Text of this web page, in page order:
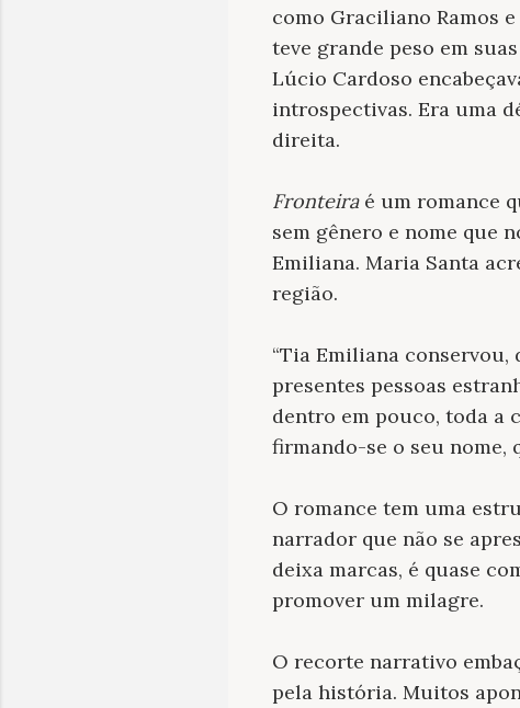
como Graciliano Ramos
teve grande peso em
Lúcio Cardoso
introspectivas. Era uma
direita.
Fronteiraé um romance
sem gênero e nome que
Emiliana. Maria Santa
região.
“Tia Emiliana conservou,
presentes pessoas
dentro em pouco, toda a
firmando-se o seu nome,
O romance tem uma
narrador que não se
deixa marcas, é quase
promover um milagre.
O recorte narrativo
pela história. Muitos